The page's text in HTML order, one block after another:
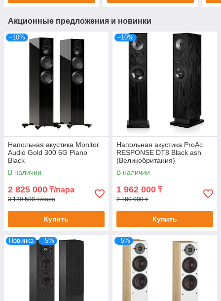
Акционные предложения и новинки
–10%
Напольная акустика Monitor
Audio Gold 300 6G Piano
Black
В наличии
2 825 000 ₸/пара
3 139 500 ₸/пара
Купить
–10%
Напольная акустика ProAc
RESPONSE DT8 Black ash
(Великобритания)
В наличии
1 962 000 ₸
2 180 000 ₸
Купить
Новинка –5% –5%